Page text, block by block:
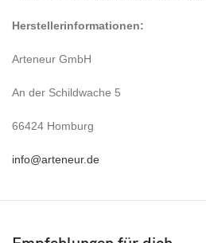
Herstellerinformationen:
Arteneur GmbH
An der Schildwache 5
66424 Homburg
info@arteneur.de